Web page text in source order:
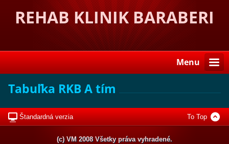
REHAB KLINIK BARABERI
Menu
Tabuľka RKB A tím
Štandardná verzia To Top
(c) VM 2008 Všetky práva vyhradené.